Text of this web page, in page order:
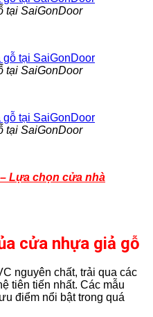
tại SaiGonDoor
tại SaiGonDoor
tại SaiGonDoor
Lựa chọn cửa nhà
cửa nhựa giả gỗ
nguyên chất, trải qua các
tiên tiến nhất. Các mẫu
điểm nổi bật trong quá